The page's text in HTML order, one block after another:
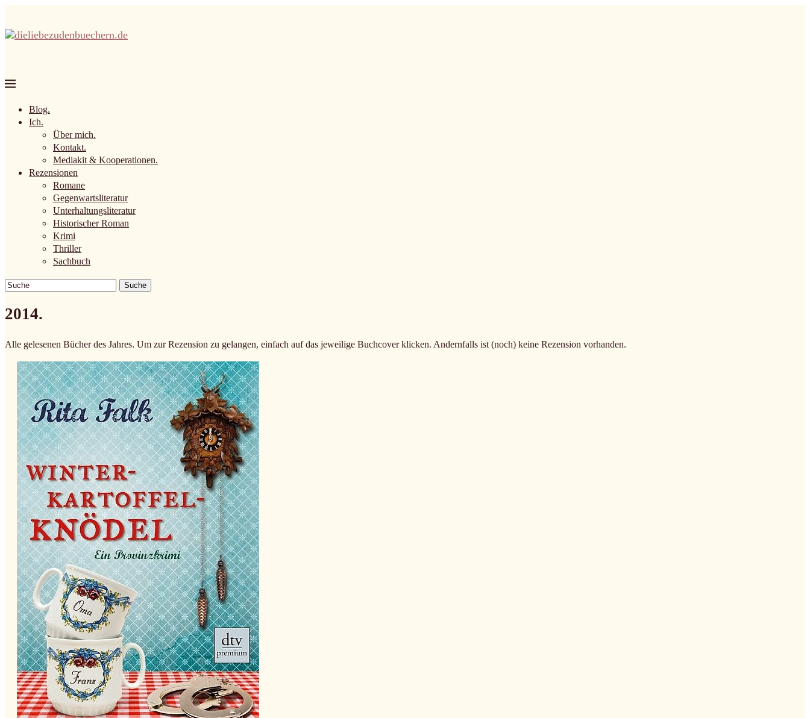
Blog.
Ich.
Über mich.
Kontakt.
Mediakit & Kooperationen.
Rezensionen
Romane
Gegenwartsliteratur
Unterhaltungsliteratur
Historischer Roman
Krimi
Thriller
Sachbuch
Suche
2014.
Alle gelesenen Bücher des Jahres. Um zur Rezension zu gelangen, einfach auf das jeweilige Buchcover klicken. Andernfalls ist (noch) keine Rezension vorhanden.